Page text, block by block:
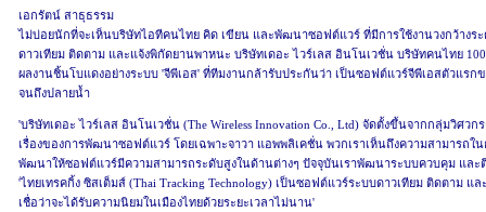
เอกรัตน์ สาธุธรรม
ไม่บ่อยนักที่จะเห็นบริษัทไอทีคนไทย คิด เขียน และพัฒนาซอฟต์แวร์ ที่มีการใช้งานวงกว้างร
ดาวเทียม ติดตาม และแจ้งพิกัดยานพาหนะ บริษัทเดอะ ไวร์เลส อินโนเวชั่น บริษัทคนไทย
ผลงานชิ้นโบแดงอย่างระบบ 'จีพีเอส' ที่ทีมงานกล้ารับประกันว่า เป็นซอฟต์แวร์จีพีเอสตัวแรก
จนถึงปลายน้ำ
'บริษัทเดอะ ไวร์เลส อินโนเวชั่น (The Wireless Innovation Co., Ltd) จัดตั้งขึ้นจากกลุ่มวิศ
เรื่องของการพัฒนาซอฟต์แวร์ โดยเฉพาะจาวา แอพพลิเคชั่น พวกเราเห็นถึงความสามารถใ
พัฒนาให้ซอฟต์แวร์มีความสามารถระดับสูงในด้านต่างๆ ปัจจุบันเราพัฒนาระบบควบคุม และ
'ไทยเทรคกิ้ง ซิสเต็มส์ (Thai Tracking Technology) เป็นซอฟต์แวร์ระบบดาวเทียม ติดตาม
เชื่อว่าจะได้รับความนิยมในเมืองไทยด้วยระยะเวลาไม่นาน'